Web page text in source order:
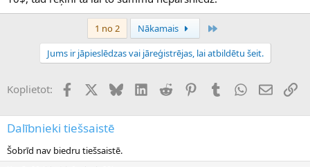
1 no 2 Nākamais
Jums ir jāpieslēdzas vai jāreģistrējas, lai atbildētu šeit.
Koplietot: FacebookX (Twitter)
BlueskyLinkedInReddit PinterestTumblrWhatsApp
E-pasts
Dalībnieki tiešsaistē
Šobrīd nav biedru tiešsaistē.